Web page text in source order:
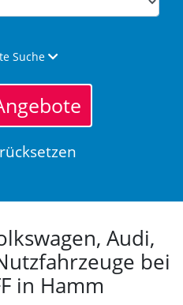
Suche
Audi,
bei
in Hamm